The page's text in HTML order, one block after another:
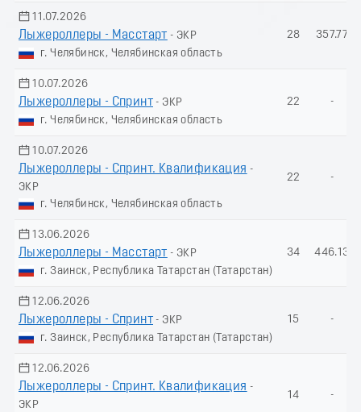
11.07.2026
Лыжероллеры - Масстарт - ЭКР
г. Челябинск, Челябинская область
28 357.77
10.07.2026
Лыжероллеры - Спринт - ЭКР
г. Челябинск, Челябинская область
22 -
10.07.2026
Лыжероллеры - Спринт. Квалификация -
ЭКР
г. Челябинск, Челябинская область
22 -
13.06.2026
Лыжероллеры - Масстарт - ЭКР
г. Заинск, Республика Татарстан (Татарстан)
34 446.13
12.06.2026
Лыжероллеры - Спринт - ЭКР
г. Заинск, Республика Татарстан (Татарстан)
15 -
12.06.2026
Лыжероллеры - Спринт. Квалификация -
ЭКР
14 -